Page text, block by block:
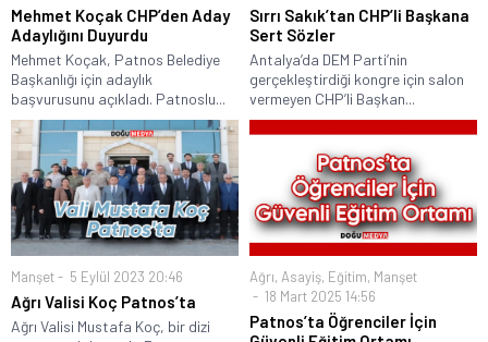
Mehmet Koçak CHP’den Aday
Adaylığını Duyurdu
Mehmet Koçak, Patnos Belediye
Başkanlığı için adaylık
başvurusunu açıkladı. Patnoslu...
Sırrı Sakık’tan CHP’li Başkana
Sert Sözler
Antalya’da DEM Parti’nin
gerçekleştirdiği kongre için salon
vermeyen CHP’li Başkan...
Manşet 5 Eylül 2023 20:46
Ağrı Valisi Koç Patnos’ta
Ağrı Valisi Mustafa Koç, bir dizi
Ağrı, Asayiş, Eğitim, Manşet
18 Mart 2025 14:56
Patnos’ta Öğrenciler İçin